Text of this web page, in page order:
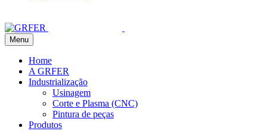
Menu
Home
A GRFER
Industrialização
Usinagem
Corte e Plasma (CNC)
Pintura de peças
Produtos